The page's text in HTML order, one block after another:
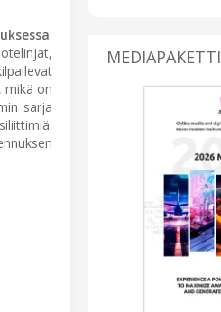
mikä on
sarja
MEDIAPAKETTI